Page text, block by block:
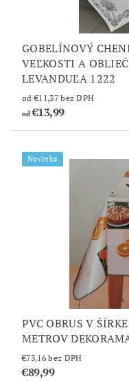
GOBELÍNOVÝ
VEĽKOSTI A
LEVANDUĽA 1222
od €11,37 bez DPH
od€13,99
Novinka
PVC OBRUS V
METROV
€73,16 bez DPH
€89,99